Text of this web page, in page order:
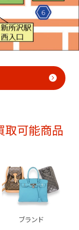
取可能商品
ブランド